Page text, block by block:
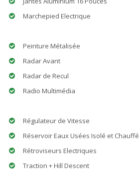
Marchepied Electrique
Peinture Métalisée
Radar Avant
Radar de Recul
Radio Multimédia
Régulateur de Vitesse
Réservoir Eaux Usées Isolé et Chauffé
Rétroviseurs Electriques
Traction + Hill Descent